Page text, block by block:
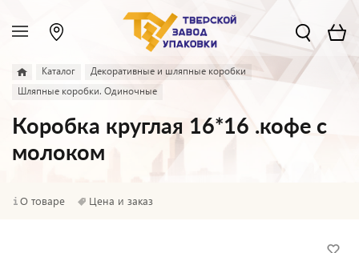
Каталог
Декоративные и шляпные коробки
Шляпные коробки. Одиночные
Коробка круглая 16*16 .кофе с
молоком
О товаре Цена и заказ